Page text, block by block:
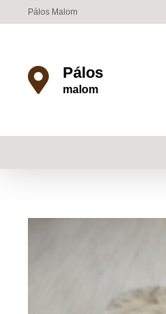
Pálos Malom
Pálos
malom